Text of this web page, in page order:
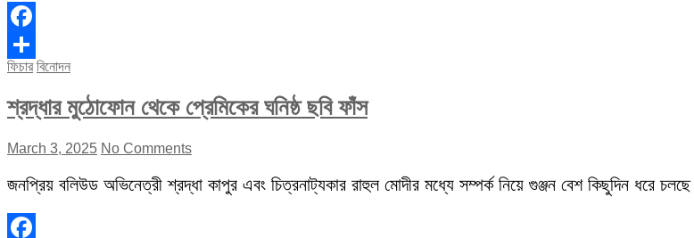
Facebook
Share
ফিচার বিনোদন
শ্রদ্ধার মুঠোফোন থেকে প্রেমিকের ঘনিষ্ঠ ছবি ফাঁস
March 3, 2025 No Comments
জনপ্রিয় বলিউড অভিনেত্রী শ্রদ্ধা কাপুর এবং চিত্রনাট্যকার রাহুল মোদীর মধ্যে সম্পর্ক নিয়ে গুঞ্জন বেশ কিছুদিন ধরে